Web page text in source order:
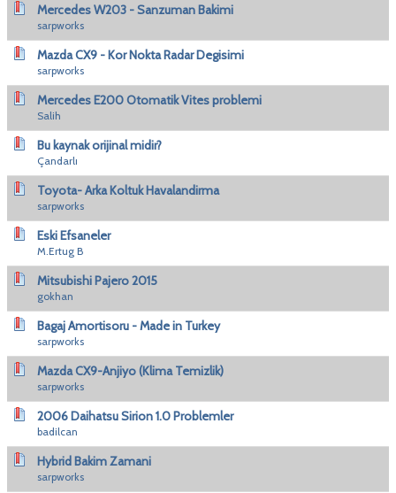
Mercedes W203 - Sanzuman Bakimi
sarpworks
Mazda CX9 - Kor Nokta Radar Degisimi
sarpworks
Mercedes E200 Otomatik Vites problemi
Salih
Bu kaynak orijinal midir?
Çandarlı
Toyota- Arka Koltuk Havalandirma
sarpworks
Eski Efsaneler
M.Ertug B
Mitsubishi Pajero 2015
gokhan
Bagaj Amortisoru - Made in Turkey
sarpworks
Mazda CX9-Anjiyo (Klima Temizlik)
sarpworks
2006 Daihatsu Sirion 1.0 Problemler
badilcan
Hybrid Bakim Zamani
sarpworks